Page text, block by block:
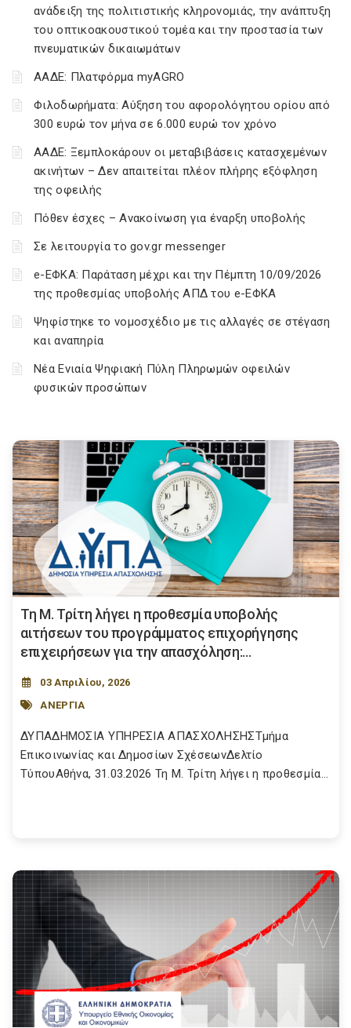
ανάδειξη της πολιτιστικής κληρονομιάς, την ανάπτυξη
του οπτικοακουστικού τομέα και την προστασία των
πνευματικών δικαιωμάτων
ΑΑΔΕ: Πλατφόρμα myAGRO
Φιλοδωρήματα: Αύξηση του αφορολόγητου ορίου από
300 ευρώ τον μήνα σε 6.000 ευρώ τον χρόνο
ΑΑΔΕ: Ξεμπλοκάρουν οι μεταβιβάσεις κατασχεμένων
ακινήτων – Δεν απαιτείται πλέον πλήρης εξόφληση
της οφειλής
Πόθεν έσχες – Ανακοίνωση για έναρξη υποβολής
Σε λειτουργία το gov.gr messenger
e-ΕΦΚΑ: Παράταση μέχρι και την Πέμπτη 10/09/2026
της προθεσμίας υποβολής ΑΠΔ του e-ΕΦΚΑ
Ψηφίστηκε το νομοσχέδιο με τις αλλαγές σε στέγαση
και αναπηρία
Νέα Ενιαία Ψηφιακή Πύλη Πληρωμών οφειλών
φυσικών προσώπων
Τη Μ. Τρίτη λήγει η προθεσμία υποβολής
αιτήσεων του προγράμματος επιχορήγησης
επιχειρήσεων για την απασχόληση:...
03 Απριλίου, 2026
ΑΝΕΡΓΙΑ
ΔΥΠΑΔΗΜΟΣΙΑ ΥΠΗΡΕΣΙΑ ΑΠΑΣΧΟΛΗΣΗΣΤμήμα
Επικοινωνίας και Δημοσίων ΣχέσεωνΔελτίο
ΤύπουΑθήνα, 31.03.2026 Τη Μ. Τρίτη λήγει η προθεσμία...